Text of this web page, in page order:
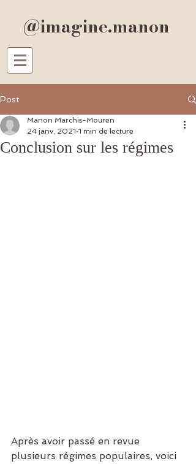
@imagine.manon
Post
Conclusion sur les régimes
Manon Marchis-Mouren
24 janv. 2021 1 min de lecture
Après avoir passé en revue
plusieurs régimes populaires, voici